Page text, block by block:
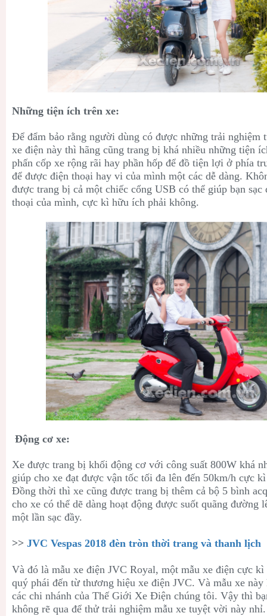
Những tiện ích trên xe:
Để đẩm bảo rằng người dùng có được những trải nghiệm
xe điện này thì hãng cũng trang bị khá nhiều những tiện
phấn cốp xe rộng rãi hay phần hốp để đồ tiện lợi ở phía
để được điện thoại hay vi của mình một các dễ dàng.
được trang bị cả một chiếc cổng USB có thể giúp bạn
thoại của mình, cực kì hữu ích phải không.
Động cơ xe:
Xe được trang bị khối động cơ với công suất 800W khá
giúp cho xe đạt được vận tốc tối đa lên đến 50km/h cực
Đồng thời thì xe cũng được trang bị thêm cả bộ 5 bình
cho xe có thể dẽ dàng hoạt động được suốt quãng đường
một lần sạc đầy.
>> JVC Vespas 2018 đèn tròn thời trang và thanh lịch
Và đó là mẫu xe điện JVC Royal, một mẫu xe điện cực kì
quý phái đến từ thương hiệu xe điện JVC. Và mẫu xe này
các chi nhánh của Thế Giới Xe Điện chúng tôi. Vậy thì
không rẽ qua để thử trải nghiệm mẫu xe tuyệt vời này nhỉ.